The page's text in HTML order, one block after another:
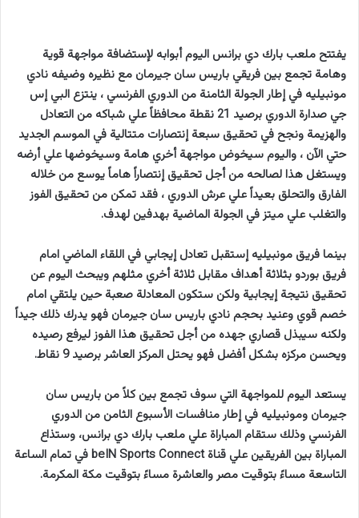
يفتتح ملعب بارك دي برانس اليوم أبوابه لإستضافة مواجهة قوية
وهامة تجمع بين فريقي باريس سان جيرمان مع نظيره وضيفه نادي
مونبيليه في إطار الجولة الثامنة من الدوري الفرنسي ، ينتزع البي إس
جي صدارة الدوري برصيد 21 نقطة محافظاً علي شباكه من التعادل
والهزيمة ونجح في تحقيق سبعة إنتصارات متتالية في الموسم الجديد
حتي الآن ، واليوم سيخوض مواجهة أخري هامة وسيخوضها علي أرضه
ويستغل هذا لصالحه من أجل تحقيق إنتصاراً هاماً يوسع من خلاله
الفارق والتحلق بعيداً علي عرش الدوري ، فقد تمكن من تحقيق الفوز
والتغلب علي ميتز في الجولة الماضية بهدفين لهدف.
بينما فريق مونبيليه إستقبل تعادل إيجابي في اللقاء الماضي امام
فريق بوردو بثلاثة أهداف مقابل ثلاثة أخري مثلهم ويبحث اليوم عن
تحقيق نتيجة إيجابية ولكن ستكون المعادلة صعبة حين يلتقي امام
خصم قوي وعنيد بحجم نادي باريس سان جيرمان فهو يدرك ذلك جيداً
ولكنه سيبذل قصاري جهده من أجل تحقيق هذا الفوز ليرفع رصيده
ويحسن مركزه بشكل أفضل فهو يحتل المركز العاشر برصيد 9 نقاط.
يستعد اليوم للمواجهة التي سوف تجمع بين كلاً من باريس سان
جيرمان ومونبيليه في إطار منافسات الأسبوع الثامن من الدوري
الفرنسي وذلك ستقام المباراة علي ملعب بارك دي برانس، وستذاع
المباراة بين الفريقين علي قناة beIN Sports Connect في تمام الساعة
التاسعة مساءً بتوقيت مصر والعاشرة مساءً بتوقيت مكة المكرمة.